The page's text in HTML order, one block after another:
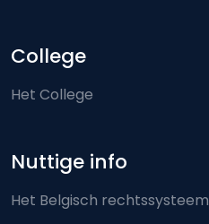
College
Het College
Nuttige info
Het Belgisch rechtssysteem